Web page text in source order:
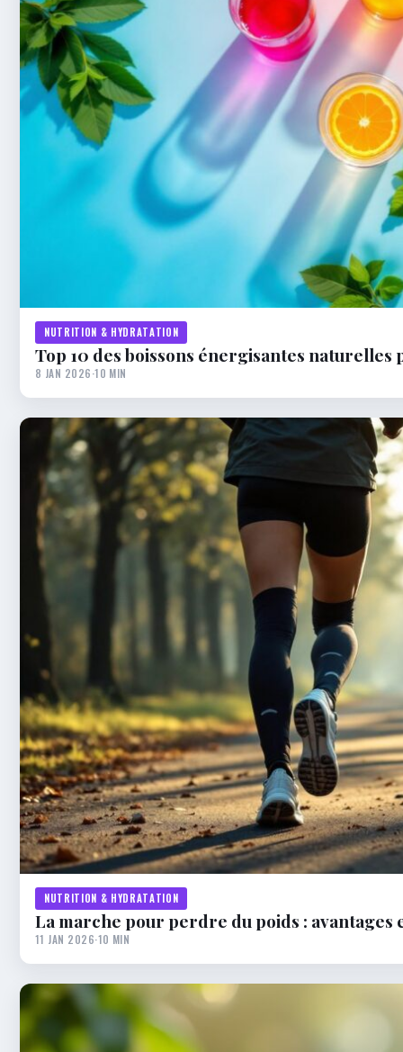
NUTRITION & HYDRATATION
Top 10 des boissons énergisantes
8 JAN 2026·10 MIN
NUTRITION & HYDRATATION
La marche pour perdre du poids : avantages
11 JAN 2026·10 MIN